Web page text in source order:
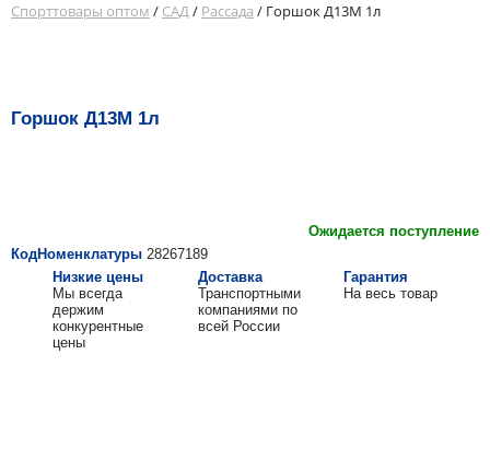
Спорттовары оптом / САД/ Рассада / Горшок Д13М 1л
Горшок Д13М 1л
Ожидается поступление
КодНоменклатуры 28267189
Низкие цены
Мы всегда
держим
конкурентные
цены
Доставка
Транспортными
компаниями по
всей России
Гарантия
На весь товар